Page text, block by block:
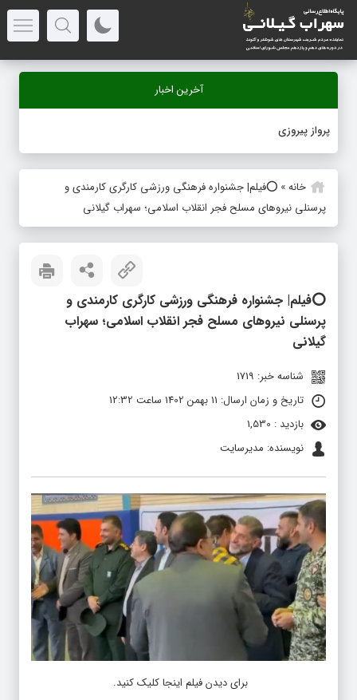
آخرین اخبار
-
خانه» ⭕️فیلم| جشنواره فرهنگی ورزشی کارگری کارمندی و
پرسنلی نیروهای مسلح فجر انقلاب اسلامی؛ سهراب گیلانی
⭕️فیلم| جشنواره فرهنگی ورزشی کارگری کارمندی و
پرسنلی نیروهای مسلح فجر انقلاب اسلامی؛ سهراب
گیلانی
شناسه خبر: 1719
تاریخ و زمان ارسال: 11 بهمن 1402 ساعت 12:32
بازدید : 1,530
نویسنده: مدیرسایت
برای دیدن فیلم اینجا کلیک کنید.